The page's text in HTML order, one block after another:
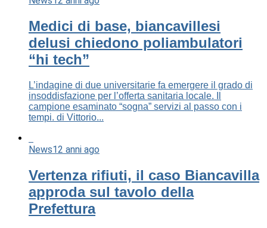
Medici di base, biancavillesi
delusi chiedono poliambulatori
“hi tech”
L’indagine di due universitarie fa emergere il grado di
insoddisfazione per l’offerta sanitaria locale. Il
campione esaminato “sogna” servizi al passo con i
tempi. di Vittorio...
News12 anni ago
Vertenza rifiuti, il caso Biancavilla
approda sul tavolo della
Prefettura